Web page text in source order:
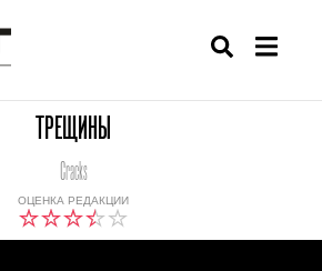
ТРЕЩИНЫ
ОЦЕНКА РЕДАКЦИИ
Cracks